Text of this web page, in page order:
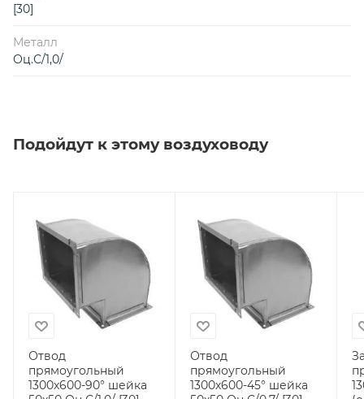
[30]
Металл
Оц.С/1,0/
Подойдут к этому воздуховоду
Отвод
прямоугольный
1300х600-90° шейка
Отвод
прямоугольный
1300х600-45° шейка